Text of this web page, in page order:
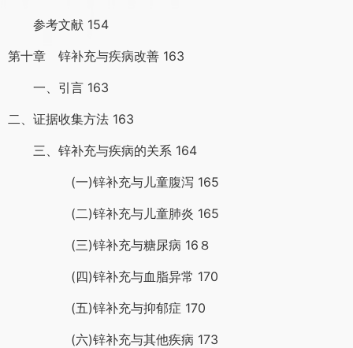
参考文献 154
第十章 锌补充与疾病改善 163
一、引言 163
二、证据收集方法 163
三、锌补充与疾病的关系 164
(一)锌补充与儿童腹泻 165
(二)锌补充与儿童肺炎 165
(三)锌补充与糖尿病 16８
(四)锌补充与血脂异常 170
(五)锌补充与抑郁症 170
(六)锌补充与其他疾病 173